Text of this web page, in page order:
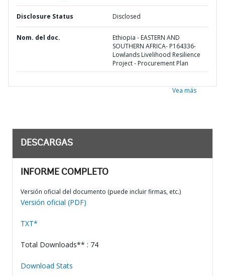
Disclosure Status Disclosed
Nom. del doc.
Ethiopia - EASTERN AND
SOUTHERN AFRICA- P164336-
Lowlands Livelihood Resilience
Project - Procurement Plan
Vea más
DESCARGAS
INFORME COMPLETO
Versión oficial del documento (puede incluir firmas, etc.)
Versión oficial (PDF)
TXT*
Total Downloads** : 74
Download Stats